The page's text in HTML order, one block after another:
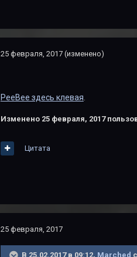
25 февраля, 2017 (изменено)
PeeBee здесь клевая
Изменено 25 февраля, 2017
Цитата
25 февраля, 2017
В 25.02.2017 в 09:12, Marched